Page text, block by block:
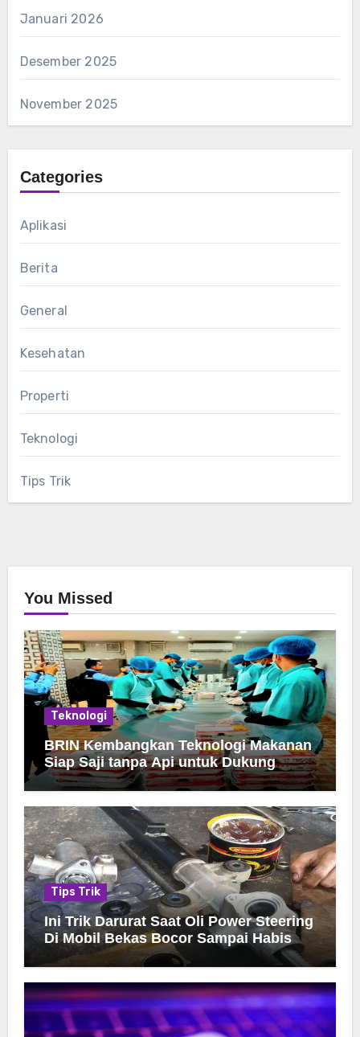
Januari 2026
Desember 2025
November 2025
Categories
Aplikasi
Berita
General
Kesehatan
Properti
Teknologi
Tips Trik
You Missed
Teknologi
BRIN Kembangkan Teknologi Makanan
Siap Saji tanpa Api untuk Dukung
Jamah Haji
Tips Trik
Ini Trik Darurat Saat Oli Power Steering
Di Mobil Bekas Bocor Sampai Habis